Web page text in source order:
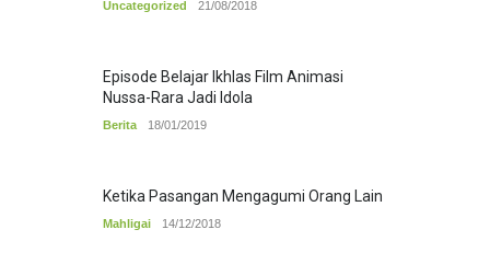
Uncategorized 21/08/2018
Episode Belajar Ikhlas Film Animasi
Nussa-Rara Jadi Idola
Berita 18/01/2019
Ketika Pasangan Mengagumi Orang Lain
Mahligai 14/12/2018